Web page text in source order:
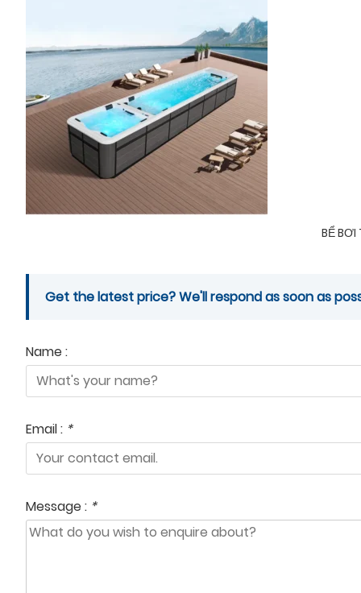
BỂ
Get the latest price? We'll respond as soon as
Name :
Email : *
Message : *